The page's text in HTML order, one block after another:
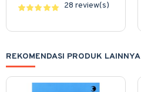
28 review(s)
REKOMENDASI PRODUK LAINNYA